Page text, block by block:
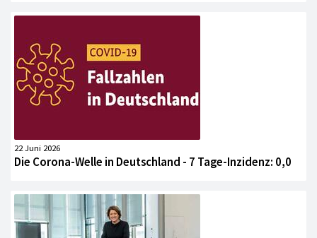
22 Juni 2026
Die Corona-Welle in Deutschland - 7 Tage-Inzidenz: 0,0